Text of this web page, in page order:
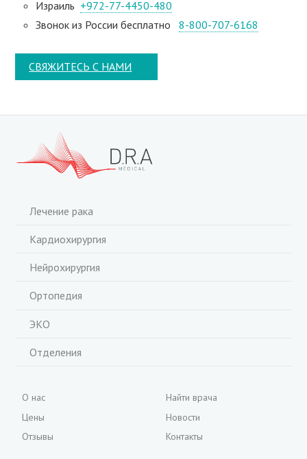
Израиль +972-77-4450-480
Звонок из России бесплатно8-800-707-6168
СВЯЖИТЕСЬ С НАМИ
Лечение рака
Кардиохирургия
Нейрохирургия
Ортопедия
ЭКО
Отделения
О нас
Цены
Отзывы
Найти врача
Новости
Контакты